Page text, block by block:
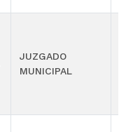
JUZGADO
MUNICIPAL